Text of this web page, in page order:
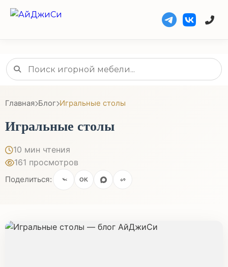
Главная Блог Игральные столы
Игральные столы
10 мин чтения
161 просмотров
Поделиться: OK